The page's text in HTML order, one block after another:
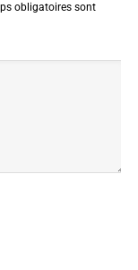
obligatoires sont